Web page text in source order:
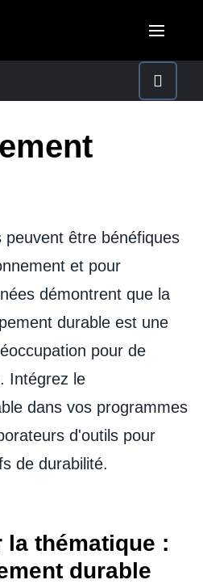
Canada (English)
Brasil (Português)
Deutschland (Deutsch)
(Italiano)
(English)
Sweden (English)
Denmark (English)
(English)
(Español)
(English)
本（日本語)
peuvent être bénéfiques
et pour
démontrent que la
durable est une
pour de
Intégrez le
dans vos programmes
d'outils pour
de durabilité.
thématique :
durable